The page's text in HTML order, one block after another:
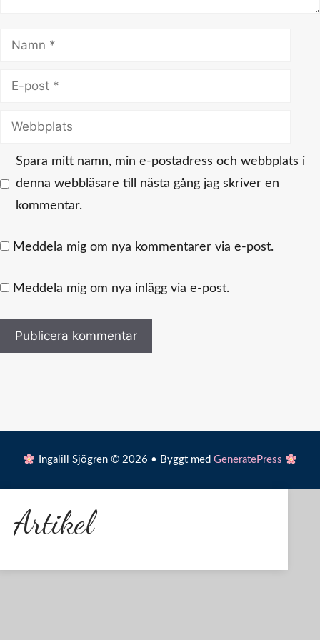
Namn
Webbplats
Spara mitt namn, min e-postadress och webbplats i
denna webbläsare till nästa gång jag skriver en
kommentar.
Meddela mig om nya kommentarer via e-post.
Meddela mig om nya inlägg via e-post.
Ingalill Sjögren © 2026 • Byggt med GeneratePress
Artikel